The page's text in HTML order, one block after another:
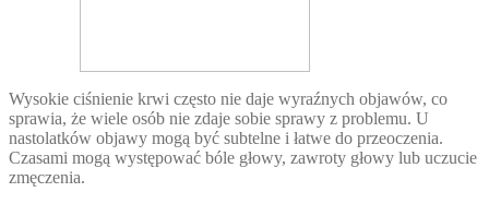
Wysokie ciśnienie krwi często nie daje wyraźnych objawów, co
sprawia, że wiele osób nie zdaje sobie sprawy z problemu. U
nastolatków objawy mogą być subtelne i łatwe do przeoczenia.
Czasami mogą występować bóle głowy, zawroty głowy lub uczucie
zmęczenia.